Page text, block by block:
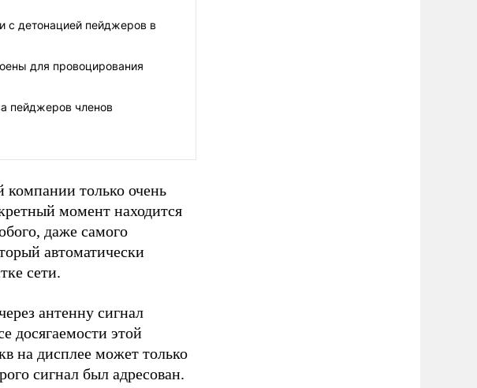
с детонацией пейджеров в
для провоцирования
пейджеров членов
только очень
момент находится
даже самого
автоматически
сети.
антенну сигнал
досягаемости этой
на дисплее может только
сигнал был адресован.